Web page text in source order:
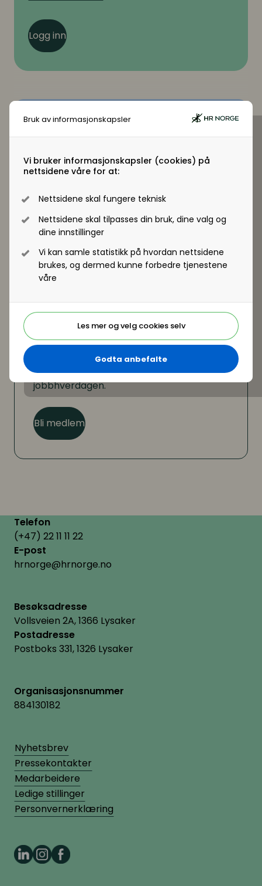
Bruk av informasjonskapsler
Vi bruker informasjonskapsler (cookies) på
nettsidene våre for at:
Nettsidene skal fungere teknisk
Nettsidene skal tilpasses din bruk, dine valg og
dine innstillinger
Vi kan samle statistikk på hvordan nettsidene
brukes, og dermed kunne forbedre tjenestene
våre
Les mer og velg cookies selv
Godta anbefalte
Logg inn
Virksomhetsmedlem?
virksomhetsmedlem i HR Norge får alle
ansatte tilgang til +artikler og andre
Registrer deg - Få tilgang
Som medlem kan du lese hele artikkelen. I
tillegg får du tilgang til en rekke andre
medlemsfordeler som hjelper deg i
jobbhverdagen.
Bli medlem
Telefon
(+47) 22 11 11 22
E-post
hrnorge@hrnorge.no
Besøksadresse
Vollsveien 2A, 1366 Lysaker
Postadresse
Postboks 331, 1326 Lysaker
Organisasjonsnummer
884130182
Nyhetsbrev
Pressekontakter
Medarbeidere
Ledige stillinger
Personvernerklæring